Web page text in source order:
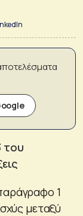
του
1
μεταξύ